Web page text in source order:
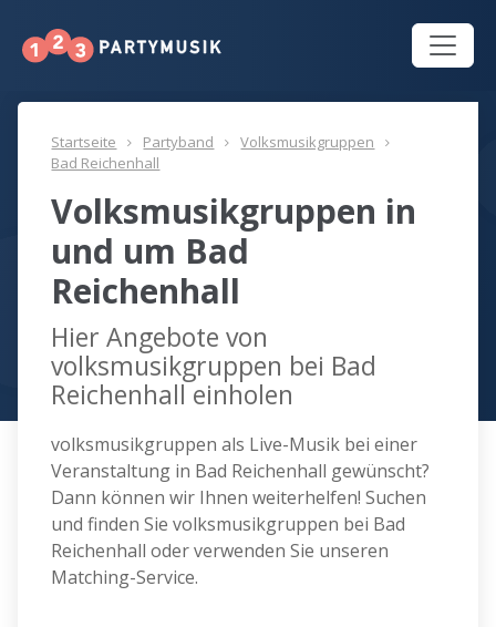
Startseite Partyband
Volksmusikgruppen
Bad Reichenhall
Volksmusikgruppen in
und um Bad
Reichenhall
Hier Angebote von
volksmusikgruppen bei Bad
Reichenhall einholen
volksmusikgruppen als Live-Musik bei einer
Veranstaltung in Bad Reichenhall gewünscht?
Dann können wir Ihnen weiterhelfen! Suchen
und finden Sie volksmusikgruppen bei Bad
Reichenhall oder verwenden Sie unseren
Matching-Service.